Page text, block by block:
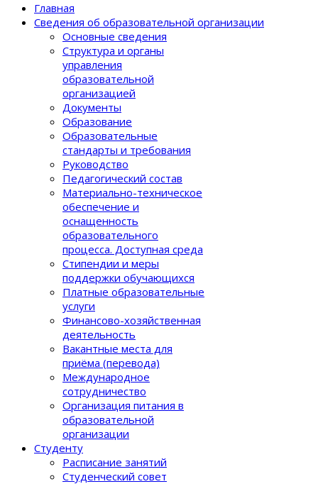
Главная
Сведения об образовательной организации
Основные сведения
Структура и органы
управления
образовательной
организацией
Документы
Образование
Образовательные
стандарты и требования
Руководство
Педагогический состав
Материально-техническое
обеспечение и
оснащенность
образовательного
процеcса. Доступная среда
Стипендии и меры
поддержки обучающихся
Платные образовательные
услуги
Финансово-хозяйственная
деятельность
Вакантные места для
приёма (перевода)
Международное
сотрудничество
Организация питания в
образовательной
организации
Студенту
Расписание занятий
Студенческий совет